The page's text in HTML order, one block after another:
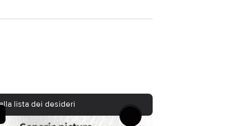
lista dei desideri